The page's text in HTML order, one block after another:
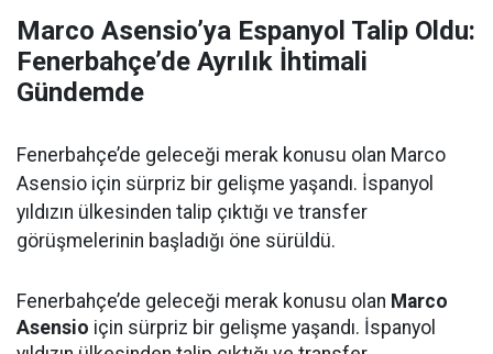
Marco Asensio’ya Espanyol Talip Oldu:
Fenerbahçe’de Ayrılık İhtimali
Gündemde
Fenerbahçe’de geleceği merak konusu olan Marco
Asensio için sürpriz bir gelişme yaşandı. İspanyol
yıldızın ülkesinden talip çıktığı ve transfer
görüşmelerinin başladığı öne sürüldü.
Fenerbahçe’de geleceği merak konusu olan Marco
Asensio için sürpriz bir gelişme yaşandı. İspanyol